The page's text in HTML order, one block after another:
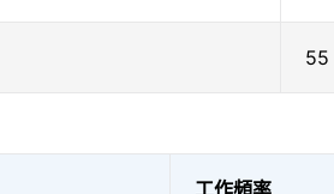
55
工作頻率